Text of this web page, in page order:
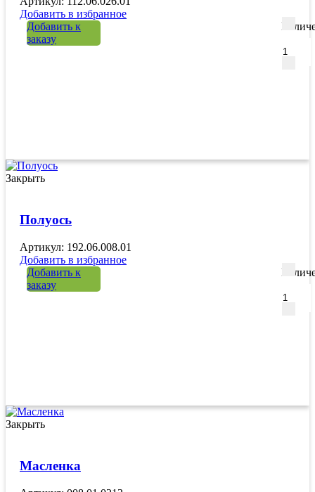
Добавить в избранное
Добавить к
заказу
Закрыть
Полуось
Артикул: 192.06.008.01
Добавить в избранное
Добавить к
заказу
Закрыть
Масленка